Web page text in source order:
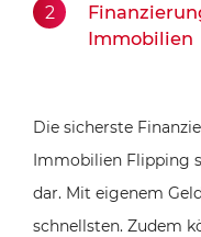
Immobilien
Die sicherste
Immobilien Flipping
dar. Mit eigenem
schnellsten. Zudem